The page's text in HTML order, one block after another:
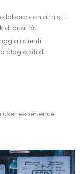
con altri siti
di qualità.
i clienti
blog o siti di
user experience